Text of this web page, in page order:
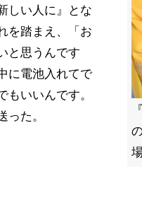
しい人に』とな
を踏まえ、「お
と思うんです
に電池入れてで
いいんです。
た。